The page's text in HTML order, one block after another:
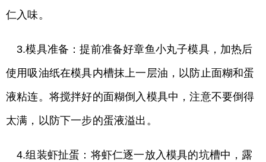
仁入味。
3.模具准备：提前准备好章鱼小丸子模具，加热后
使用吸油纸在模具内槽抹上一层油，以防止面糊和蛋
液粘连。将搅拌好的面糊倒入模具中，注意不要倒得
太满，以防下一步的蛋液溢出。
4.组装虾扯蛋：将虾仁逐一放入模具的坑槽中，露